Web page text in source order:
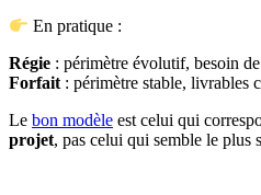
En pratique :
Régie : périmètre évolutif, besoin
Forfait: périmètre stable, livrables
Le bon modèle est celui qui
projet, pas celui qui semble le plus